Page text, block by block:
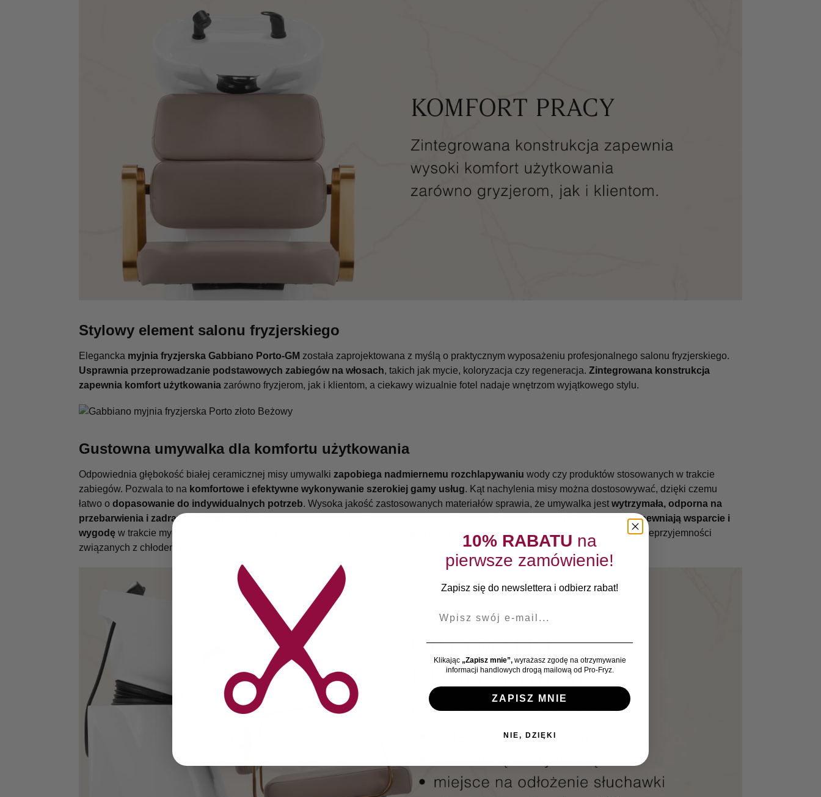
Stylowy element salonu fryzjerskiego
Elegancka myjnia fryzjerska Gabbiano Porto-GM została zaprojektowana z myślą o praktycznym wyposażeniu profesjonalnego salonu fryzjerskiego.
Usprawnia przeprowadzanie podstawowych zabiegów na włosach, takich jak mycie, koloryzacja czy regeneracja. Zintegrowana konstrukcja
zapewnia komfort użytkowaniazarówno fryzjerom, jak i klientom, a ciekawy wizualnie fotel nadaje wnętrzom wyjątkowego stylu.
Gustowna umywalka dla komfortu użytkowania
Odpowiednia głębokość białej ceramicznej misy umywalki zapobiega nadmiernemu rozchlapywaniu wody czy produktów stosowanych w trakcie
zabiegów. Pozwala to na komfortowe i efektywne wykonywanie szerokiej gamy usług. Kąt nachylenia misy można dostosowywać, dzięki czemu
łatwo o dopasowanie do indywidualnych potrzeb. Wysoka jakość zastosowanych materiałów sprawia, że umywalka jestwytrzymała, odporna na
przebarwienia i zadrapania oraz bardzo łatwa do czyszczenia
. Odpowiednio wyprofilowany kołnierz oraz nachylone oparciezapewniają wsparcie i
wygodęw trakcie mycia włosów, a dzięki komfortowej nakładce z tworzywa sztucznego w odcieniach czerni klient nie odczuje nieprzyjemności
związanych z chłodem ceramicznej powierzchni.
10% RABATU na
pierwsze zamówienie!
Zapisz się do newslettera i odbierz rabat!
Klikając „Zapisz mnie”,wyrażasz zgodę na otrzymywanie
informacji handlowych drogą mailową od Pro-Fryz.
ZAPISZ MNIE
NIE, DZIĘKI